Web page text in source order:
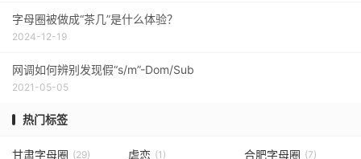
字母圈被做成“茶几”是什么体验？
2024-12-19
网调如何辨别发现假“s/m”-Dom/Sub
2021-05-05
热门标签
甘肃字母圈 (29) 虐恋 (1) 合肥字母圈 (7)